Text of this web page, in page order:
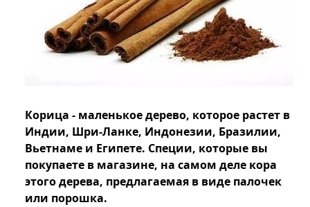
Корица - маленькое дерево, которое растет в
Индии, Шри-Ланке, Индонезии, Бразилии,
Вьетнаме и Египете. Специи, которые вы
покупаете в магазине, на самом деле кора
этого дерева, предлагаемая в виде палочек
или порошка.